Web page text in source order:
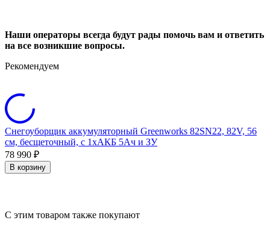
Наши операторы всегда будут рады помочь вам и ответить
на все возникшие вопросы.
Рекомендуем
Снегоуборщик аккумуляторный Greenworks 82SN22, 82V, 56
см, бесщеточный, c 1хАКБ 5Ач и ЗУ
78 990 ₽
В корзину
C этим товаром также покупают